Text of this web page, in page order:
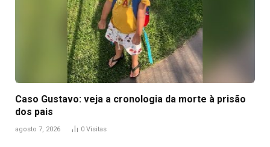
Caso Gustavo: veja a cronologia da morte à prisão
dos pais
agosto 7, 2026 0 Visitas